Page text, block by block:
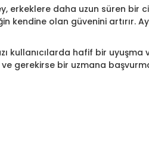
erkeklere daha uzun süren bir
olan güvenini artırır.
hafif bir uyuşma
gerekirse bir uzmana